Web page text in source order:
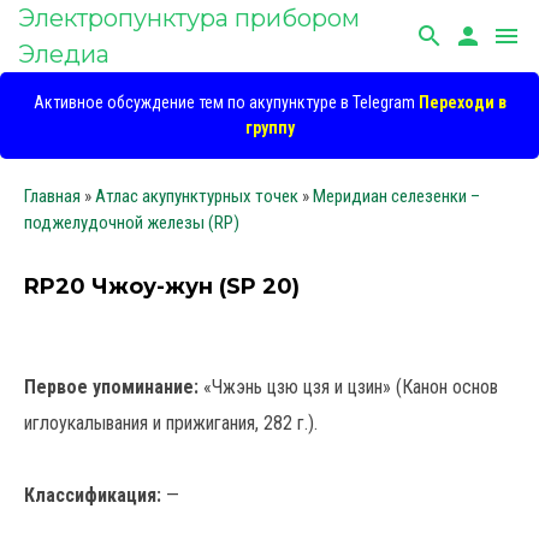
Электропунктура прибором
Эледиа
search person menu
Активное обсуждение тем по акупунктуре в Telegram Переходи в
группу
Главная »Атлас акупунктурных точек »Меридиан селезенки –
поджелудочной железы (RP)
RP20 Чжоу-жун (SP 20)
Первое упоминание: «Чжэнь цзю цзя и цзин» (Канон основ
иглоукалывания и прижигания, 282 г.).
Классификация: —